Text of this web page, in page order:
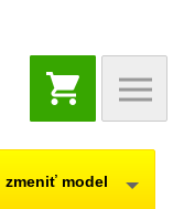
NÁKUPNÝ
KOŠÍK
zmeniť model